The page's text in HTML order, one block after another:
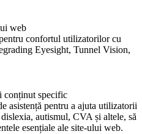
web
confortul utilizatorilor cu
Eyesight, Tunnel Vision,
conținut specific
asistență pentru a ajuta utilizatorii
autismul, CVA și altele, să
esențiale ale site-ului web.